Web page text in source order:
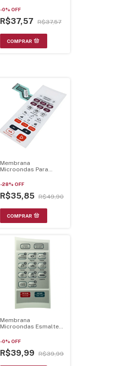
Dourador 21.13.016
-0% OFF
R$37,57 R$37,57
Membrana
Microondas Para
Branca 21.13.048
-28% OFF
R$35,85 R$49,90
Membrana
Microondas Esmaltec
-0% OFF
R$39,99 R$39,99